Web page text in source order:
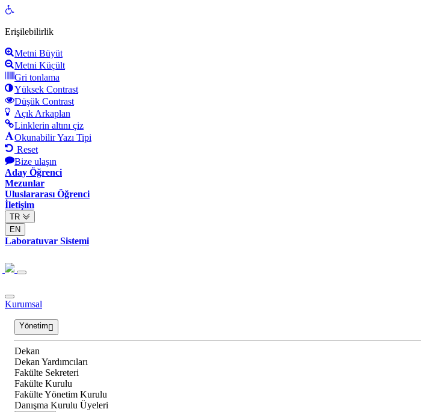
Open
Erişilebilirlik
Metni Büyüt
Metni Küçült
Gri tonlama
Yüksek Contrast
Düşük Contrast
Açık Arkaplan
Linklerin altını çiz
Okunabilir Yazı Tipi
Reset
Bize ulaşın
Aday Öğrenci
Mezunlar
Uluslararası Öğrenci
İletişim
TR
EN
Laboratuvar Sistemi
Kurumsal
Yönetim
Dekan
Dekan Yardımcıları
Fakülte Sekreteri
Fakülte Kurulu
Fakülte Yönetim Kurulu
Danışma Kurulu Üyeleri